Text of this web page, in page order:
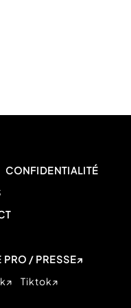
CONFIDENTIALITÉ
PRO / PRESSE
Tiktok